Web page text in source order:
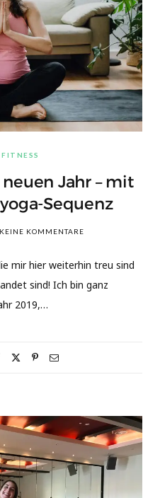
Jahr – mit
Sequenz
KEINE KOMMENTARE
mir hier weiterhin treu sind
sind! Ich bin ganz
2019,…